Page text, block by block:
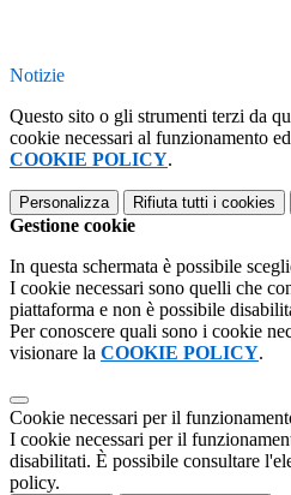
Notizie
Questo sito o gli strumenti terzi da
cookie necessari al funzionamento
COOKIE POLICY.
Personalizza Rifiuta tutti i cookies
Gestione cookie
In questa schermata è possibile
I cookie necessari sono quelli che
piattaforma e non è possibile
Per conoscere quali sono i cookie
visionare la COOKIE POLICY.
Cookie necessari per il
I cookie necessari per il
disabilitati. È possibile consultare
policy.